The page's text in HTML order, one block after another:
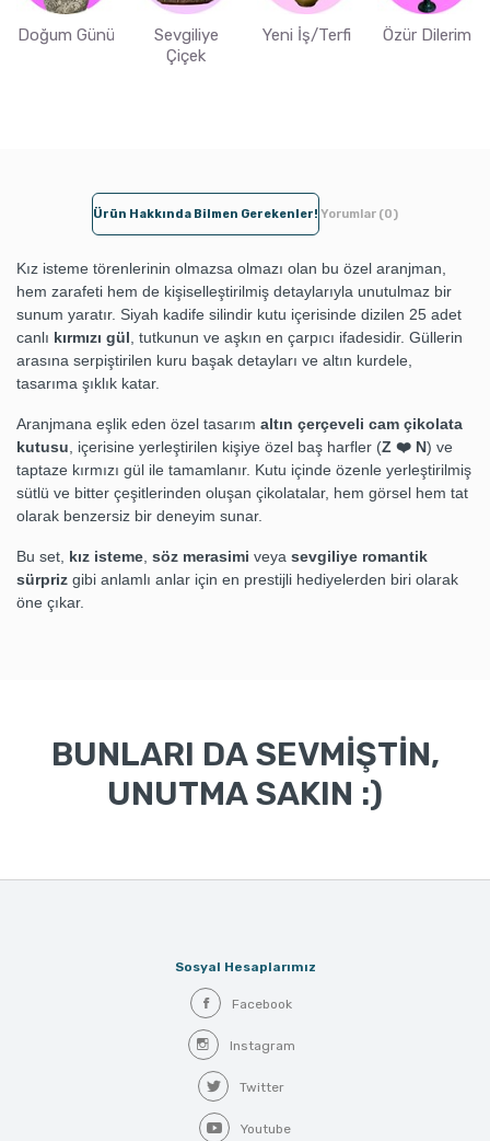
Doğum Günü
Sevgiliye
Çiçek
Yeni İş/Terfi Özür Dilerim
Ürün Hakkında Bilmen Gerekenler! Yorumlar (0)
Kız isteme törenlerinin olmazsa olmazı olan bu özel aranjman,
hem zarafeti hem de kişiselleştirilmiş detaylarıyla unutulmaz bir
sunum yaratır. Siyah kadife silindir kutu içerisinde dizilen 25 adet
canlı kırmızı gül , tutkunun ve aşkın en çarpıcı ifadesidir. Güllerin
arasına serpiştirilen kuru başak detayları ve altın kurdele,
tasarıma şıklık katar.
Aranjmana eşlik eden özel tasarım altın çerçeveli cam çikolata
kutusu , içerisine yerleştirilen kişiye özel baş harfler (Z ❤️ N) ve
taptaze kırmızı gül ile tamamlanır. Kutu içinde özenle yerleştirilmiş
sütlü ve bitter çeşitlerinden oluşan çikolatalar, hem görsel hem tat
olarak benzersiz bir deneyim sunar.
Bu set, kız isteme söz merasimi veya sevgiliye romantik
sürpriz gibi anlamlı anlar için en prestijli hediyelerden biri olarak
öne çıkar.
BUNLARI DA SEVMİŞTİN,
UNUTMA SAKIN :)
Sosyal Hesaplarımız
Facebook
Instagram
Twitter
Youtube